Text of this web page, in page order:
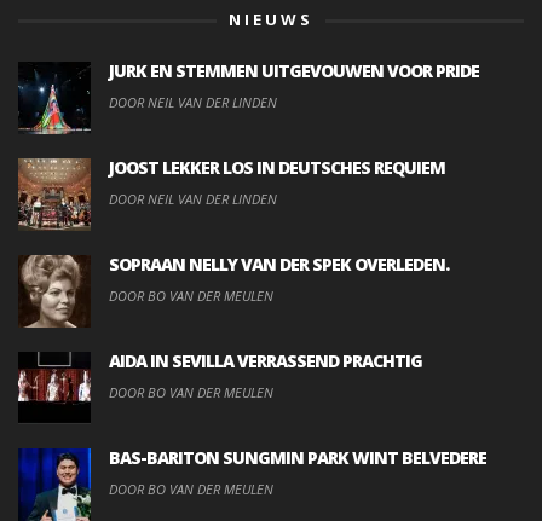
NIEUWS
JURK EN STEMMEN UITGEVOUWEN VOOR PRIDE
DOOR NEIL VAN DER LINDEN
JOOST LEKKER LOS IN DEUTSCHES REQUIEM
DOOR NEIL VAN DER LINDEN
SOPRAAN NELLY VAN DER SPEK OVERLEDEN.
DOOR BO VAN DER MEULEN
AIDA IN SEVILLA VERRASSEND PRACHTIG
DOOR BO VAN DER MEULEN
BAS-BARITON SUNGMIN PARK WINT BELVEDERE
DOOR BO VAN DER MEULEN